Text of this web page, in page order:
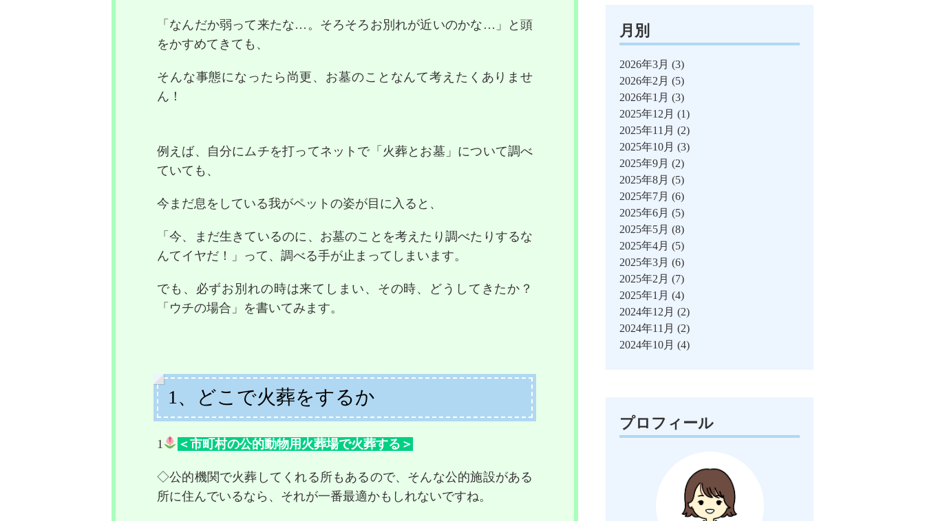
「なんだか弱って来たな…。そろそろお別れが近いのかな…」と頭
をかすめてきても、
そんな事態になったら尚更、お墓のことなんて考えたくありませ
ん！
例えば、自分にムチを打ってネットで「火葬とお墓」について調べ
ていても、
今まだ息をしている我がペットの姿が目に入ると、
「今、まだ生きているのに、お墓のことを考えたり調べたりするな
んてイヤだ！」って、調べる手が止まってしまいます。
でも、必ずお別れの時は来てしまい、その時、どうしてきたか？
「ウチの場合」を書いてみます。
1、どこで火葬をするか
1 ＜市町村の公的動物用火葬場で火葬する＞
◇公的機関で火葬してくれる所もあるので、そんな公的施設がある
所に住んでいるなら、それが一番最適かもしれないですね。
月別
2026年3月 (3)
2026年2月 (5)
2026年1月 (3)
2025年12月 (1)
2025年11月 (2)
2025年10月 (3)
2025年9月 (2)
2025年8月 (5)
2025年7月 (6)
2025年6月 (5)
2025年5月 (8)
2025年4月 (5)
2025年3月 (6)
2025年2月 (7)
2025年1月 (4)
2024年12月 (2)
2024年11月 (2)
2024年10月 (4)
プロフィール